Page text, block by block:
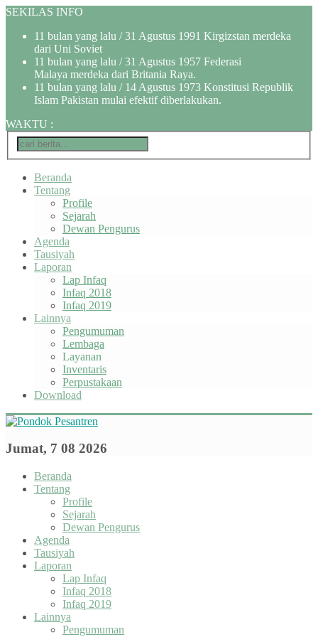
SEKILAS INFO
11 bulan yang lalu / 31 Agustus 1991 Kirgizstan merdeka
dari Uni Soviet
11 bulan yang lalu / 31 Agustus 1957 Federasi
Malaya merdeka dari Britania Raya.
11 bulan yang lalu / 14 Agustus 1973 Konstitusi Republik
Islam Pakistan mulai efektif diberlakukan.
WAKTU :
Beranda
Tentang
Profile
Sejarah
Dewan Pengurus
Agenda
Tausiyah
Laporan
Lap Infaq
Infaq 2018
Infaq 2019
Lainnya
Pengumuman
Lembaga
Layanan
Inventaris
Perpustakaan
Download
Jumat, 7 08 2026
Beranda
Tentang
Profile
Sejarah
Dewan Pengurus
Agenda
Tausiyah
Laporan
Lap Infaq
Infaq 2018
Infaq 2019
Lainnya
Pengumuman